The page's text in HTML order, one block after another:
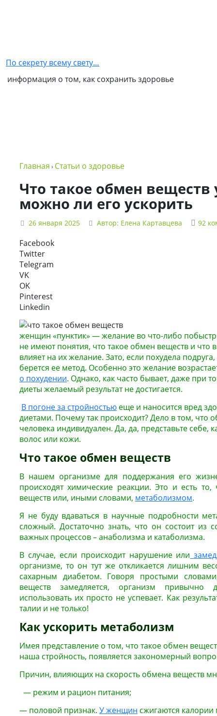
партнером
NSP
в
NSP
Политика
По секрету всему свету…
информация о том, как сохранить здоровье
Главная › Статьи о здоровье
Что такое обмен веществ
можно ли его ускорить
26 января 2025 Автор: Елена Картавцева 92
Facebook
Twitter
Telegram
VK
OK
Pinterest
Linkedin
женщин «пунктик» — желание во что-либо
не имеют понятия, что такое обмен веществ и
влияет на их желание. Зато, если похудела
берется ее метод. Особенно это желание
о похудении. Однако, как часто бывает, даже при
диеты желаемый результат не достигается.
В погоне за стройностью еще и наносится вред
диетами. Почему так происходит? Дело в том, что
человека индивидуален. Да, да, представьте себе,
волос или кожи.
Что такое обмен веществ
В нашем организме для поддержания его
происходят химические реакции. Это и есть
веществ или, иными словами, метаболизмом.
Я не буду вдаваться в научные подробности
сложный. Достаточно знать, что он состоит из
важных процессов – анаболизма и катаболизма.
В случае, если происходит нарушение или
организме, то он тут же откликается лишним
сахарным диабетом. Говоря простыми
веществ замедляется, организм привычно
использовать их просто не успевает. Как
талии и не только!
Как ускорить метаболизм
Имея представление о том, что такое обмен
наша стройность, появляется закономерный
Причин, влияющих на скорость обмена веществ
— режим и рацион питания;
— половой признак. У женщин сжигаются